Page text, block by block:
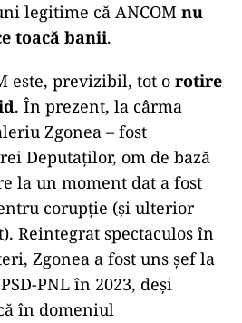
legitime că ANCOM nu
toacă banii.
este, previzibil, tot o rotire
. În prezent, la cârma
Zgonea – fost
Deputaților, om de bază
la un moment dat a fost
corupție (și ulterior
Reintegrat spectaculos în
Zgonea a fost uns șef la
PNL în 2023, deși
în domeniul